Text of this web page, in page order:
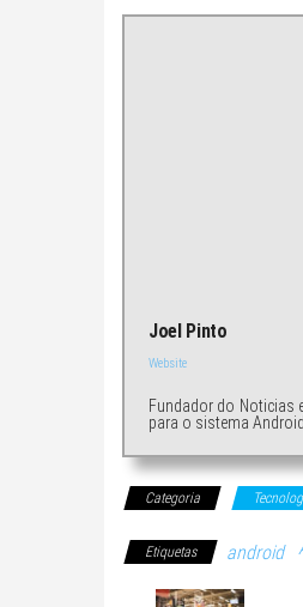
Joel Pinto
Website
Fundador do Noticias
para o sistema
Categoria
Etiquetas android